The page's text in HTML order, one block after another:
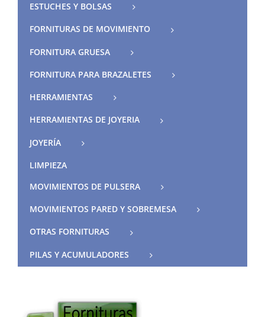
ESTUCHES Y BOLSAS
FORNITURAS DE MOVIMIENTO
FORNITURA GRUESA
FORNITURA PARA BRAZALETES
HERRAMIENTAS
HERRAMIENTAS DE JOYERIA
JOYERÍA
LIMPIEZA
MOVIMIENTOS DE PULSERA
MOVIMIENTOS PARED Y SOBREMESA
OTRAS FORNITURAS
PILAS Y ACUMULADORES